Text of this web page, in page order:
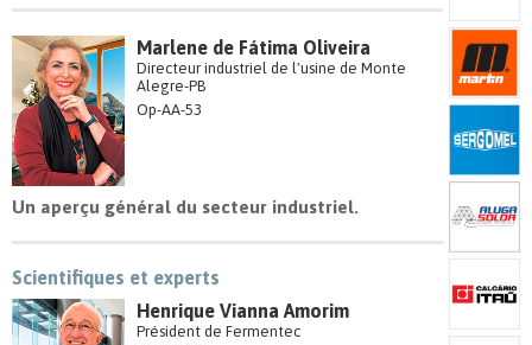
Marlene de Fátima Oliveira
Directeur industriel de l'usine de Monte
Alegre-PB
Op-AA-53
Un aperçu général du secteur industriel.
Scientifiques et experts
Henrique Vianna Amorim
Président de Fermentec